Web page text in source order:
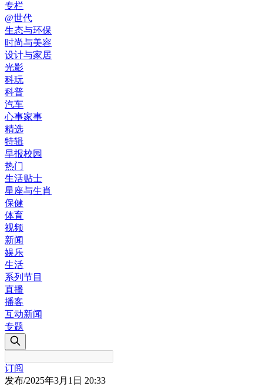
专栏
@世代
生态与环保
时尚与美容
设计与家居
光影
科玩
科普
汽车
心事家事
精选
特辑
早报校园
热门
生活贴士
星座与生肖
保健
体育
视频
新闻
娱乐
生活
系列节目
直播
播客
互动新闻
专题
订阅
发布/2025年3月1日 20:33